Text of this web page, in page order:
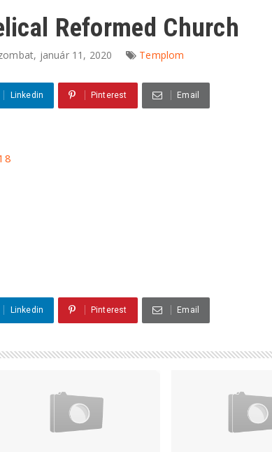
Reformed Church
január 11, 2020 Templom
Linkedin Pinterest Email
Linkedin Pinterest Email